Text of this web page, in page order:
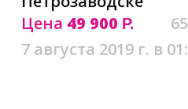
Цена 49 900 Р.
7 августа 2019 г. в